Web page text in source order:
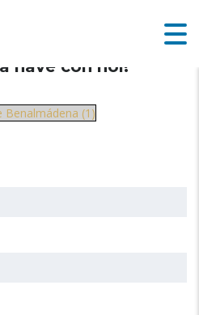
nave con noi!
Benalmádena (1)